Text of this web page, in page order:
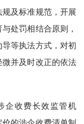
及标准规范，开展
处罚相结合原则，
等执法方式，对初
并及时改正的依法
企收费长效监管机